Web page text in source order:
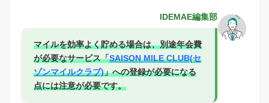
IDEMAE編集部
マイルを効率よく貯める場合は、別途年会費
が必要なサービス「SAISON MILE CLUB(セ
ゾンマイルクラブ)」への登録が必要になる
点には注意が必要です。